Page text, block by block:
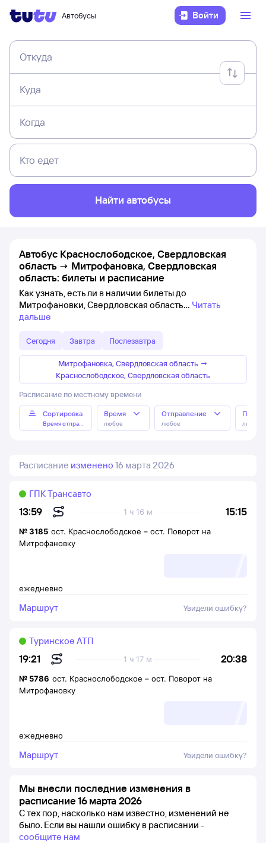
Автобусы Войти
Откуда
Куда
Когда
Кто едет
Найти автобусы
Автобус Краснослободское, Свердловская
область → Митрофановка, Свердловская
область: билеты и расписание
Как узнать, есть ли в наличии билеты до
Митрофановки, Свердловская область
Читать
дальше
Сегодня Завтра Послезавтра
Митрофановка, Свердловская область →
Краснослободское, Свердловская область
Расписание по местному времени
Сортировка
Время отправления
Время
любое
Отправление
любое любое
Расписание изменено 16 марта 2026
13:59 15:15
1 ч 16 м
ГПК Трансавто
ежедневно
№3185 ост. Краснослободское – ост. Поворот на
Митрофановку
Маршрут Увидели ошибку?
19:21 20:38
1 ч 17 м
Туринское АТП
ежедневно
№ 5786 ост. Краснослободское – ост. Поворот на
Митрофановку
Маршрут Увидели ошибку?
Мы внесли последние изменения в
расписание 16 марта 2026
С тех пор, насколько нам известно, изменений не
было. Если вы нашли ошибку в расписании -
сообщите нам